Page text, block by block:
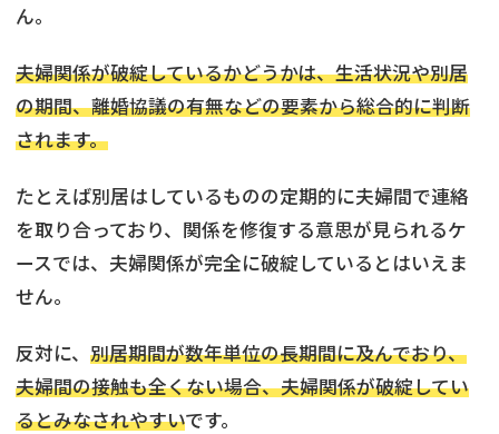
ん。
夫婦関係が破綻しているかどうかは、生活状況や別居
の期間、離婚協議の有無などの要素から総合的に判断
されます。
たとえば別居はしているものの定期的に夫婦間で連絡
を取り合っており、関係を修復する意思が見られるケ
ースでは、夫婦関係が完全に破綻しているとはいえま
せん。
反対に、 別居期間が数年単位の長期間に及んでおり、
夫婦間の接触も全くない場合、夫婦関係が破綻してい
るとみなされやすいです。